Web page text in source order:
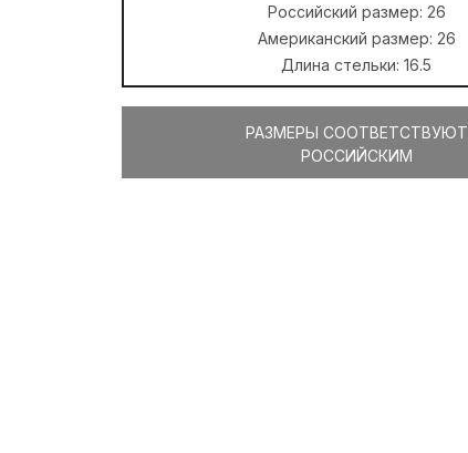
Российский размер: 26
Американский размер: 26
Длина стельки:16.5
РАЗМЕРЫ СООТВЕТСТВУЮТ
РОССИЙСКИМ